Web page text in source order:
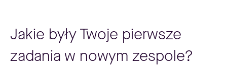
Jakie były Twoje pierwsze
zadania w nowym zespole?